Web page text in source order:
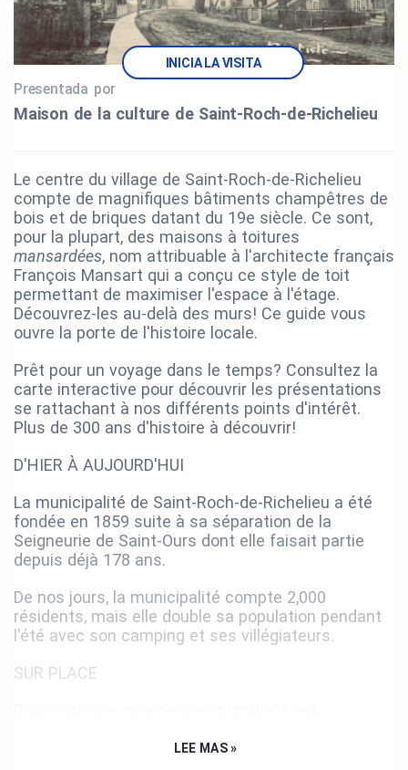
INICIA LA VISITA
Presentada por
Maison de la culture de Saint‑Roch‑de‑Richelieu
Le centre du village de Saint-Roch-de-Richelieu
compte de magnifiques bâtiments champêtres de
bois et de briques datant du 19e siècle. Ce sont,
pour la plupart, des maisons à toitures
mansardées, nom attribuable à l'architecte français
François Mansart qui a conçu ce style de toit
permettant de maximiser l'espace à l'étage.
Découvrez-les au-delà des murs! Ce guide vous
ouvre la porte de l'histoire locale.
Prêt pour un voyage dans le temps? Consultez la
carte interactive pour découvrir les présentations
se rattachant à nos différents points d'intérêt.
Plus de 300 ans d'histoire à découvrir!
D'HIER À AUJOURD'HUI
La municipalité de Saint-Roch-de-Richelieu a été
fondée en 1859 suite à sa séparation de la
Seigneurie de Saint-Ours dont elle faisait partie
depuis déjà 178 ans.
De nos jours, la municipalité compte 2,000
résidents, mais elle double sa population pendant
l'été avec son camping et ses villégiateurs.
SUR PLACE
dans votre cellulaire plutôt que le site Web.
LEE MAS »